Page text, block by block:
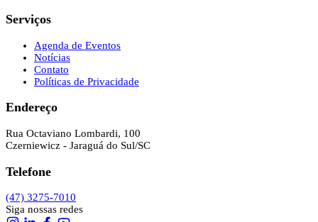
Serviços
Agenda de Eventos
Notícias
Contato
Políticas de Privacidade
Endereço
Rua Octaviano Lombardi, 100
Czerniewicz - Jaraguá do Sul/SC
Telefone
(47) 3275-7010
Siga nossas redes